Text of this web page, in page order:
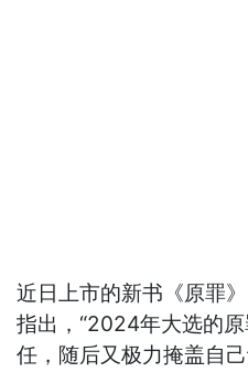
近日上市的新书《原罪
指出，“2024年大选的
任，随后又极力掩盖自